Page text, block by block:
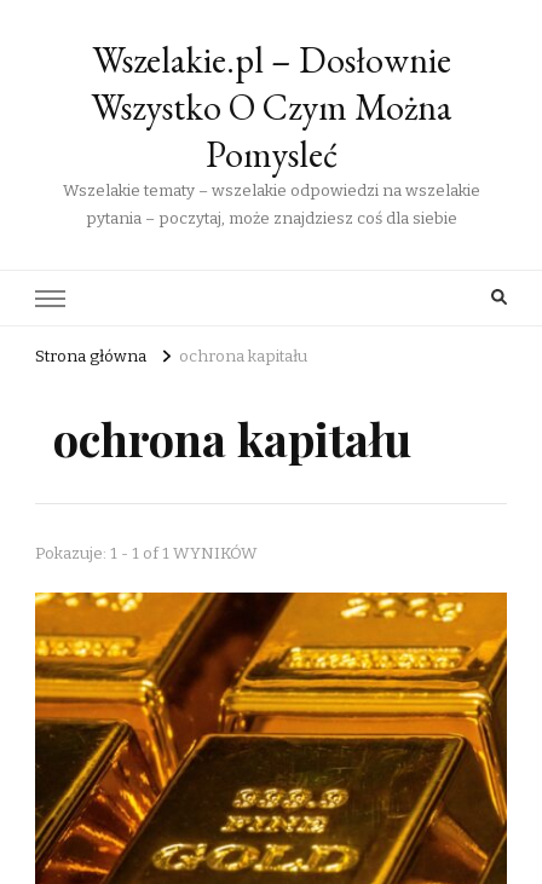
Wszelakie.pl – Dosłownie
Wszystko O Czym Można
Pomysleć
Wszelakie tematy – wszelakie odpowiedzi na wszelakie
pytania – poczytaj, może znajdziesz coś dla siebie
Strona główna ochrona kapitału
ochrona kapitału
Pokazuje: 1 - 1 of 1 WYNIKÓW